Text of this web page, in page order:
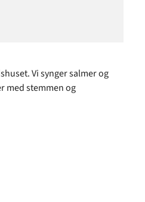
Vi synger salmer og
med stemmen og